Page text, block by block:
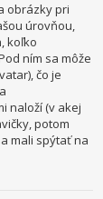
obrázky pri
úrovňou,
koľko
ním sa môže
čo je
naloží (v akej
potom
mali spýtať na